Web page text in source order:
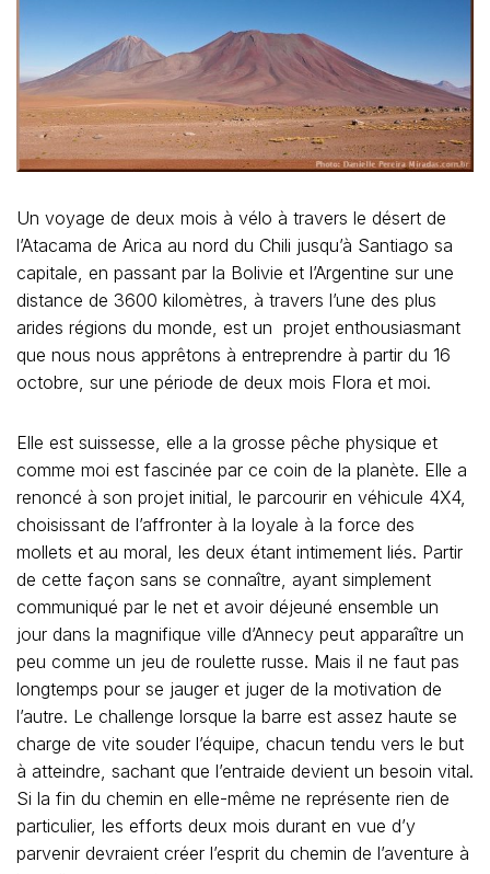
Un voyage de deux mois à vélo à travers le désert de
l’Atacama de Arica au nord du Chili jusqu’à Santiago sa
capitale, en passant par la Bolivie et l’Argentine sur une
distance de 3600 kilomètres, à travers l’une des plus
arides régions du monde, est un projet enthousiasmant
que nous nous apprêtons à entreprendre à partir du 16
octobre, sur une période de deux mois Flora et moi.
Elle est suissesse, elle a la grosse pêche physique et
comme moi est fascinée par ce coin de la planète. Elle a
renoncé à son projet initial, le parcourir en véhicule 4X4,
choisissant de l’affronter à la loyale à la force des
mollets et au moral, les deux étant intimement liés. Partir
de cette façon sans se connaître, ayant simplement
communiqué par le net et avoir déjeuné ensemble un
jour dans la magnifique ville d’Annecy peut apparaître un
peu comme un jeu de roulette russe. Mais il ne faut pas
longtemps pour se jauger et juger de la motivation de
l’autre. Le challenge lorsque la barre est assez haute se
charge de vite souder l’équipe, chacun tendu vers le but
à atteindre, sachant que l’entraide devient un besoin vital.
Si la fin du chemin en elle-même ne représente rien de
particulier, les efforts deux mois durant en vue d’y
parvenir devraient créer l’esprit du chemin de l’aventure à